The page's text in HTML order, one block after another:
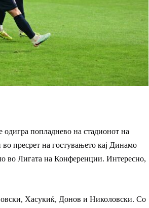
одигра попладнево на стадионот на
пресрет на гостувањето кај Динамо
во Лигата на Конференции. Интересно,
Хасукиќ, Донов и Николовски. Со